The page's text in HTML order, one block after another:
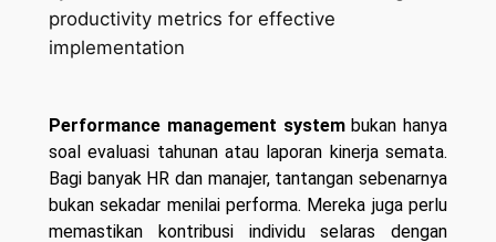
Performance management systembukan hanya
soal evaluasi tahunan atau laporan kinerja semata.
Bagi banyak HR dan manajer, tantangan sebenarnya
bukan sekadar menilai performa. Mereka juga perlu
memastikan kontribusi individu selaras dengan